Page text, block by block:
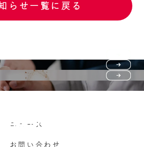
らせ一覧に戻る
ご質問
purchase
ニュース
お問い合わせ